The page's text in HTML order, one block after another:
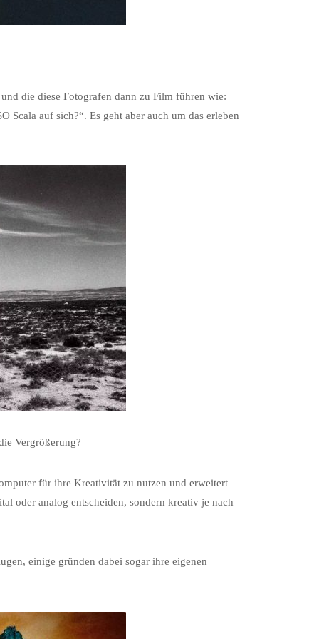
die diese Fotografen dann zu Film führen wie:
Scala auf sich?“. Es geht aber auch um das erleben
Vergrößerung?
für ihre Kreativität zu nutzen und erweitert
oder analog entscheiden, sondern kreativ je nach
einige gründen dabei sogar ihre eigenen